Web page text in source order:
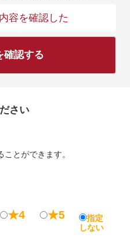
容を確認した
確認する
さい
とができます。
★4 ★5
指定
しない